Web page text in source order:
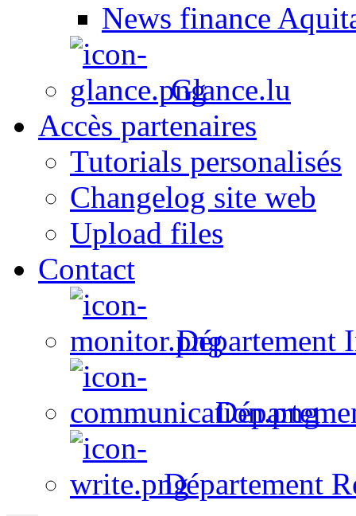
News finance
Glance.lu
Accès partenaires
Tutorials personalisés
Changelog site web
Upload files
Contact
Département
Département